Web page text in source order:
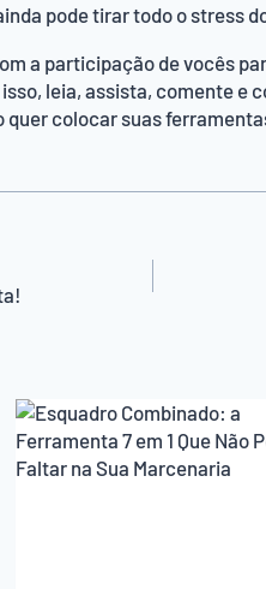
pode tirar todo o stress
a participação de vocês
leia, assista, comente e
quer colocar suas